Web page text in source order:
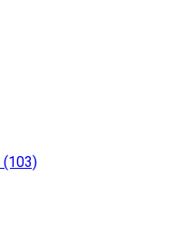
(103)